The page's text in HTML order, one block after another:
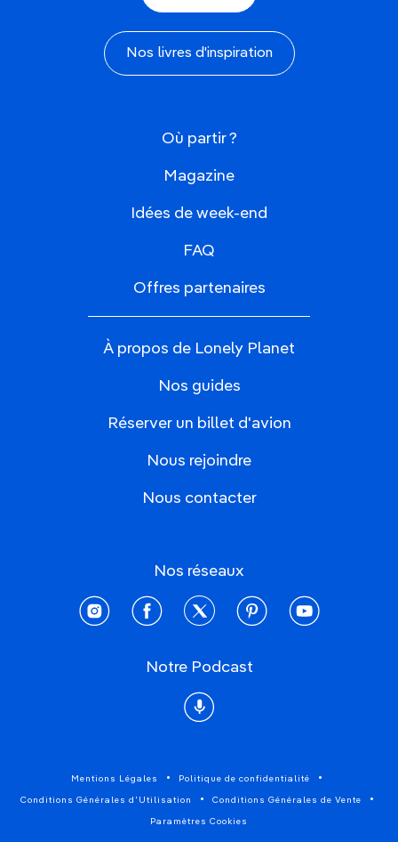
Nos livres d'inspiration
Où partir ?
Magazine
Idées de week-end
FAQ
Offres partenaires
À propos de Lonely Planet
Nos guides
Réserver un billet d'avion
Nous rejoindre
Nous contacter
Nos réseaux
instagramfacebooktwitter pinterestyoutube
Notre Podcast
Podcast
Mentions Légales Politique de confidentialité
Conditions Générales d'Utilisation Conditions Générales de Vente
Paramètres Cookies